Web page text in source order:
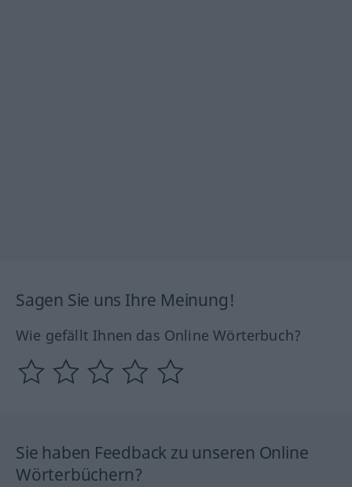
Sagen Sie uns Ihre Meinung!
Wie gefällt Ihnen das Online Wörterbuch?
Sie haben Feedback zu unseren Online
Wörterbüchern?